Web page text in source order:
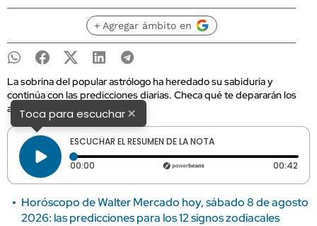
+ Agregar ámbito en
La sobrina del popular astrólogo ha heredado su sabiduría y
continúa con las predicciones diarias. Checa qué te depararán los
astros esta jornada.
Toca para escuchar×
ESCUCHAR EL RESUMEN DE LA NOTA
00:00 Tiempo transcurrido: 0 segundos 00:42
Horóscopo de Walter Mercado hoy, sábado 8 de agosto
2026: las predicciones para los 12 signos zodiacales